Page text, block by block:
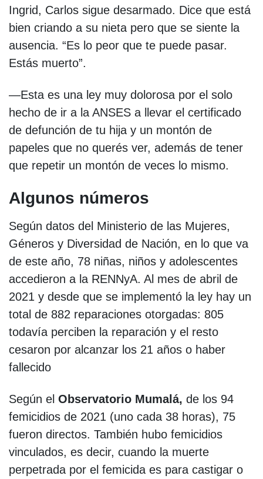
Ingrid, Carlos sigue desarmado. Dice que está
bien criando a su nieta pero que se siente la
ausencia. “Es lo peor que te puede pasar.
Estás muerto”.
—Esta es una ley muy dolorosa por el solo
hecho de ir a la ANSES a llevar el certificado
de defunción de tu hija y un montón de
papeles que no querés ver, además de tener
que repetir un montón de veces lo mismo.
Algunos números
Según datos del Ministerio de las Mujeres,
Géneros y Diversidad de Nación, en lo que va
de este año, 78 niñas, niños y adolescentes
accedieron a la RENNyA. Al mes de abril de
2021 y desde que se implementó la ley hay un
total de 882 reparaciones otorgadas: 805
todavía perciben la reparación y el resto
cesaron por alcanzar los 21 años o haber
fallecido
Según el Observatorio Mumalá, de los 94
femicidios de 2021 (uno cada 38 horas), 75
fueron directos. También hubo femicidios
vinculados, es decir, cuando la muerte
perpetrada por el femicida es para castigar o